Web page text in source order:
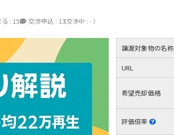
: 15 交渉申込 : 13
（交渉中 : - ）
譲渡対象物の名称
URL
希望売却価格
評価倍率